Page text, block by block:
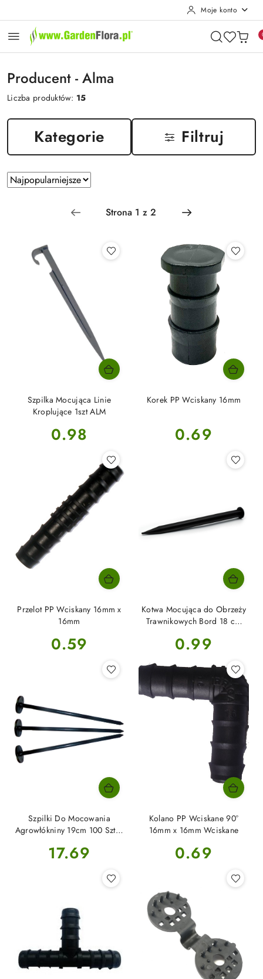
Moje konto
Producent - Alma
Liczba produktów: 15
Kategorie Filtruj
Zastosowano
sortowanie:
Najpopularniejsze.
Sortuj
według
Szpilka Mocująca Linie
Kroplujące 1szt ALM
Cena:
0.98
Korek PP Wciskany 16mm
Cena:
0.69
Przelot PP Wciskany 16mm x
16mm
Cena:
0.59
Kotwa Mocująca do Obrzeży
Trawnikowych Bord 18 cm
Cena:
0.99
Szpilki Do Mocowania
Agrowłókniny 19cm 100 Sztuk
Cena:
17.69
Kolano PP Wciskane 90°
16mm x 16mm Wciskane
Cena:
0.69